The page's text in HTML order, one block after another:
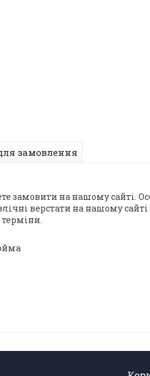
замовлення
замовити на нашому сайті.
верстати на нашому